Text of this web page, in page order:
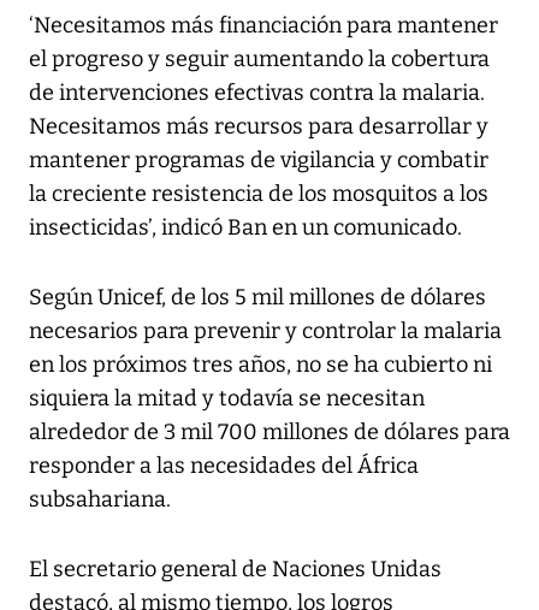
‘Necesitamos más financiación para mantener
el progreso y seguir aumentando la cobertura
de intervenciones efectivas contra la malaria.
Necesitamos más recursos para desarrollar y
mantener programas de vigilancia y combatir
la creciente resistencia de los mosquitos a los
insecticidas’, indicó Ban en un comunicado.
Según Unicef, de los 5 mil millones de dólares
necesarios para prevenir y controlar la malaria
en los próximos tres años, no se ha cubierto ni
siquiera la mitad y todavía se necesitan
alrededor de 3 mil 700 millones de dólares para
responder a las necesidades del África
subsahariana.
El secretario general de Naciones Unidas
destacó, al mismo tiempo, los logros